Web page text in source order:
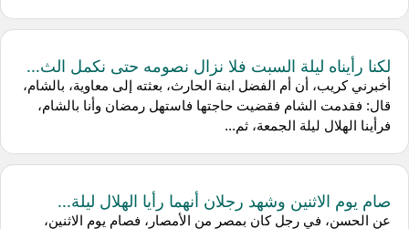
لكنا رأيناه ليلة السبت فلا نزال نصومه حتى نكمل الث...
أخبرني كريب، أن أم الفضل ابنة الحارث، بعثته إلى معاوية، بالشام،
قال: فقدمت الشام فقضيت حاجتها فاستهل رمضان وأنا بالشام،
فرأينا الهلال ليلة الجمعة، ثم...
صام يوم الاثنين وشهد رجلان أنهما رأيا الهلال ليلة...
عن الحسن، في رجل كان بمصر من الأمصار، فصام يوم الاثنين،